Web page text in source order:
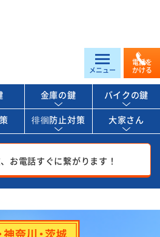
メニュー
電話を
かける
金庫の鍵 バイクの鍵
徘徊防止対策 大家さん
お電話すぐに繋がります！